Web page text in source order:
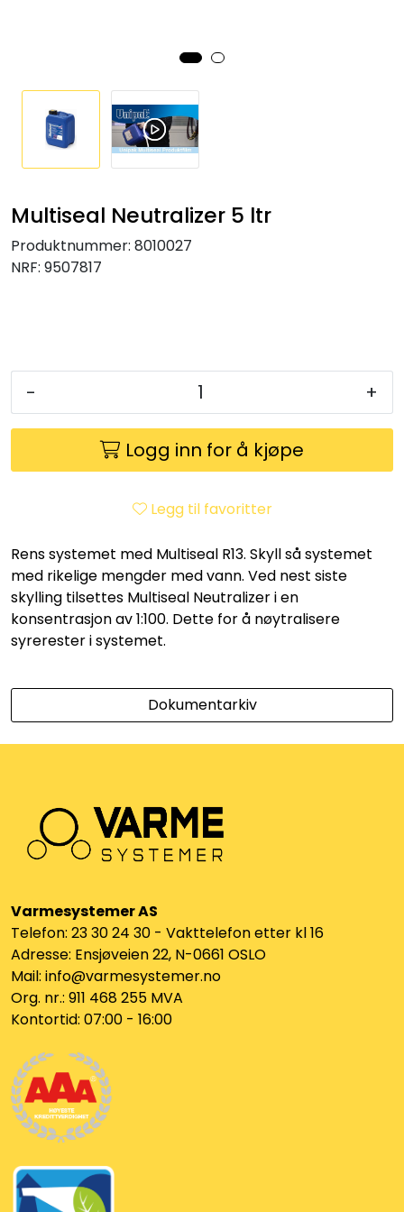
Multiseal Neutralizer 5 ltr
Produktnummer: 8010027
NRF: 9507817
- +
Logg inn for å kjøpe
Legg til favoritter
Rens systemet med Multiseal R13. Skyll så systemet
med rikelige mengder med vann. Ved nest siste
skylling tilsettes Multiseal Neutralizer i en
konsentrasjon av 1:100. Dette for å nøytralisere
syrerester i systemet.
Dokumentarkiv
Varmesystemer AS
Telefon: 23 30 24 30 - Vakttelefon etter kl 16
Adresse: Ensjøveien 22, N-0661 OSLO
Mail: info@varmesystemer.no
Org. nr.: 911 468 255 MVA
Kontortid: 07:00 - 16:00
Teknisk rom
Radiatorer
Planfront radiatorer
Rør
Utleieverktøy
Målere
Skap
Vannprøver
Syrefast
TA-SCOPE
Kontakt oss